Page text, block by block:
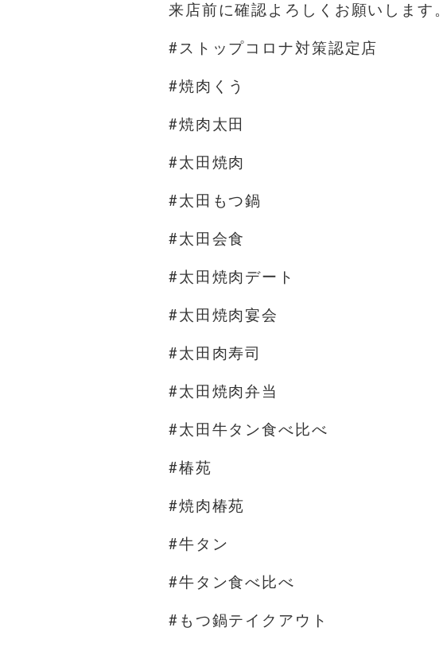
来店前に確認よろしくお願いします。
#ストップコロナ対策認定店
#焼肉くう
#焼肉太田
#太田焼肉
#太田もつ鍋
#太田会食
#太田焼肉デート
#太田焼肉宴会
#太田肉寿司
#太田焼肉弁当
#太田牛タン食べ比べ
#椿苑
#焼肉椿苑
#牛タン
#牛タン食べ比べ
#もつ鍋テイクアウト